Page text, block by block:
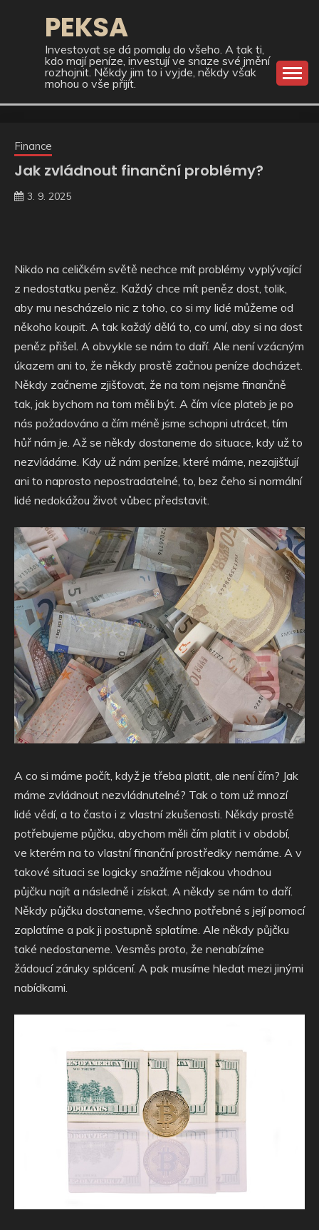
PEKSA
Investovat se dá pomalu do všeho. A tak ti,
kdo mají peníze, investují ve snaze své jmění
rozhojnit. Někdy jim to i vyjde, někdy však
mohou o vše přijít.
Finance
Jak zvládnout finanční problémy?
3. 9. 2025
Nikdo na celičkém světě nechce mít problémy vyplývající
z nedostatku peněz. Každý chce mít peněz dost, tolik,
aby mu nescházelo nic z toho, co si my lidé můžeme od
někoho koupit. A tak každý dělá to, co umí, aby si na dost
peněz přišel. A obvykle se nám to daří. Ale není vzácným
úkazem ani to, že někdy prostě začnou peníze docházet.
Někdy začneme zjišťovat, že na tom nejsme finančně
tak, jak bychom na tom měli být. A čím více plateb je po
nás požadováno a čím méně jsme schopni utrácet, tím
hůř nám je. Až se někdy dostaneme do situace, kdy už to
nezvládáme. Kdy už nám peníze, které máme, nezajišťují
ani to naprosto nepostradatelné, to, bez čeho si normální
lidé nedokážou život vůbec představit.
A co si máme počít, když je třeba platit, ale není čím? Jak
máme zvládnout nezvládnutelné? Tak o tom už mnozí
lidé vědí, a to často i z vlastní zkušenosti. Někdy prostě
potřebujeme půjčku, abychom měli čím platit i v období,
ve kterém na to vlastní finanční prostředky nemáme. A v
takové situaci se logicky snažíme nějakou vhodnou
půjčku najít a následně i získat. A někdy se nám to daří.
Někdy půjčku dostaneme, všechno potřebné s její pomocí
zaplatíme a pak ji postupně splatíme. Ale někdy půjčku
také nedostaneme. Vesměs proto, že nenabízíme
žádoucí záruky splácení. A pak musíme hledat mezi jinými
nabídkami.